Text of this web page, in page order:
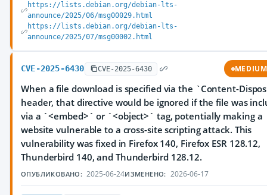
https://lists.debian.org/debian-lts-
announce/2025/06/msg00029.html
https://lists.debian.org/debian-lts-
announce/2025/07/msg00002.html
CVE-2025-6430 CVE-2025-6430 MEDIUM
When a file download is specified via the `Content-
header, that directive would be ignored if the file was
via a `<embed>` or `<object>` tag, potentially making a
website vulnerable to a cross-site scripting attack. This
vulnerability was fixed in Firefox 140, Firefox ESR 128.12,
Thunderbird 140, and Thunderbird 128.12.
ОПУБЛИКОВАНО: 2025-06-24ИЗМЕНЕНО: 2026-06-17